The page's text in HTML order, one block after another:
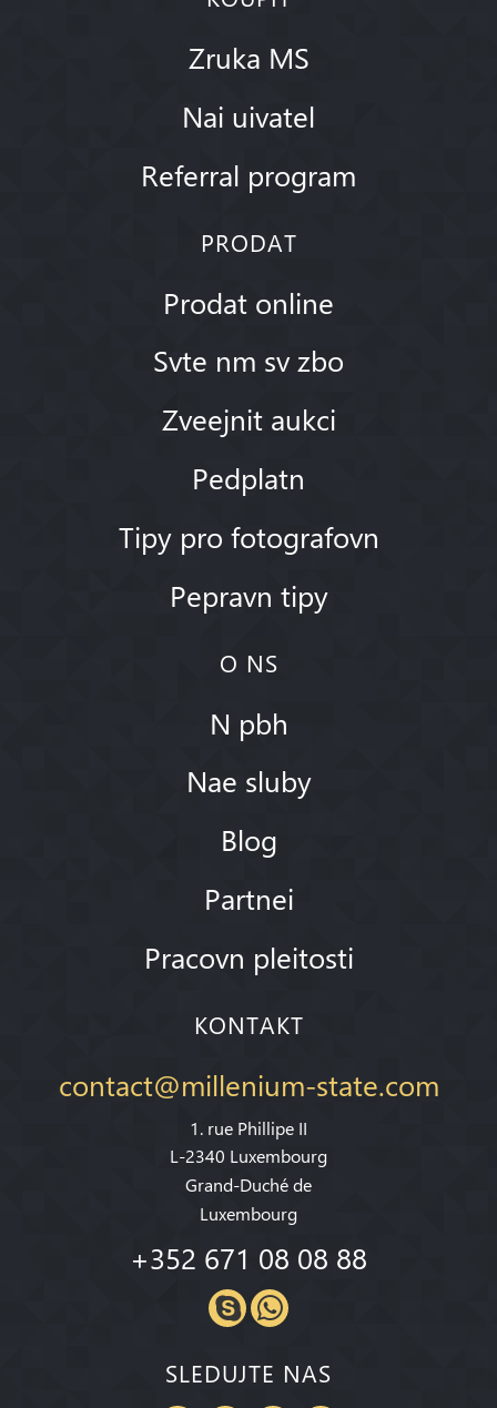
Zruka MS
Nai uivatel
Referral program
PRODAT
Prodat online
Svte nm sv zbo
Zveejnit aukci
Pedplatn
Tipy pro fotografovn
Pepravn tipy
O NS
N pbh
Nae sluby
Blog
Partnei
Pracovn pleitosti
KONTAKT
contact@millenium-state.com
1. rue Phillipe II
L-2340 Luxembourg
Grand-Duché de
Luxembourg
+352 671 08 08 88
SLEDUJTE NAS